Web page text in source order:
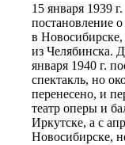
15 января 1939
постановление
в Новосибирске,
из Челябинска.
января 1940 г.
спектакль, но
перенесено, и
театр оперы и
Иркутске, а с
Новосибирске,